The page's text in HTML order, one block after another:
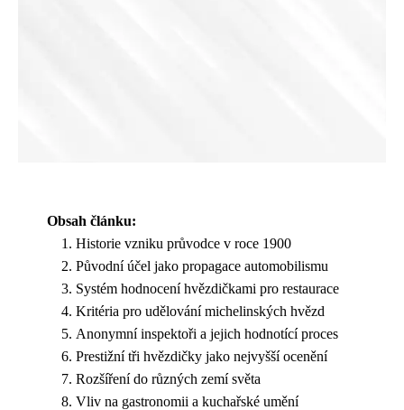
Obsah článku:
Historie vzniku průvodce v roce 1900
Původní účel jako propagace automobilismu
Systém hodnocení hvězdičkami pro restaurace
Kritéria pro udělování michelinských hvězd
Anonymní inspektoři a jejich hodnotící proces
Prestižní tři hvězdičky jako nejvyšší ocenění
Rozšíření do různých zemí světa
Vliv na gastronomii a kuchařské umění